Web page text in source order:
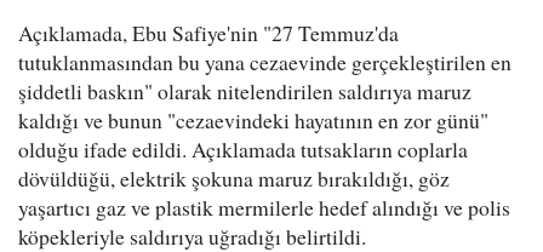
Açıklamada, Ebu Safiye'nin "27 Temmuz'da
tutuklanmasından bu yana cezaevinde gerçekleştirilen en
şiddetli baskın" olarak nitelendirilen saldırıya maruz
kaldığı ve bunun "cezaevindeki hayatının en zor günü"
olduğu ifade edildi. Açıklamada tutsakların coplarla
dövüldüğü, elektrik şokuna maruz bırakıldığı, göz
yaşartıcı gaz ve plastik mermilerle hedef alındığı ve polis
köpekleriyle saldırıya uğradığı belirtildi.